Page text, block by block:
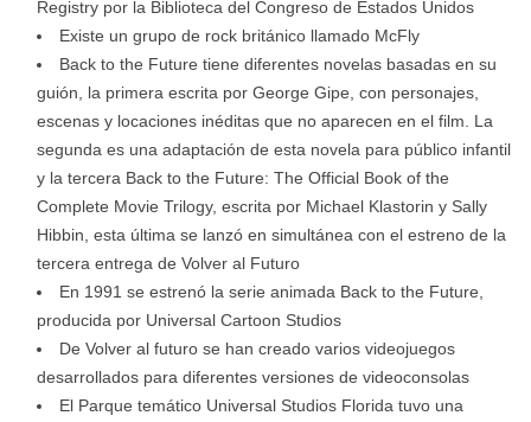
Registry por la Biblioteca del Congreso de Estados Unidos
Existe un grupo de rock británico llamado McFly
Back to the Future tiene diferentes novelas basadas en su
guión, la primera escrita por George Gipe, con personajes,
escenas y locaciones inéditas que no aparecen en el film. La
segunda es una adaptación de esta novela para público infantil
y la tercera Back to the Future: The Official Book of the
Complete Movie Trilogy, escrita por Michael Klastorin y Sally
Hibbin, esta última se lanzó en simultánea con el estreno de la
tercera entrega de Volver al Futuro
En 1991 se estrenó la serie animada Back to the Future,
producida por Universal Cartoon Studios
De Volver al futuro se han creado varios videojuegos
desarrollados para diferentes versiones de videoconsolas
El Parque temático Universal Studios Florida tuvo una